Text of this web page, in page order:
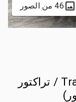
46 من الصور
Tractocamion con Dormitorio / تراكتور